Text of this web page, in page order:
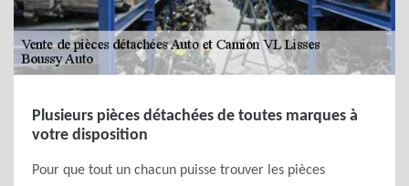
Plusieurs pièces détachées de toutes marques à
votre disposition
Pour que tout un chacun puisse trouver les pièces